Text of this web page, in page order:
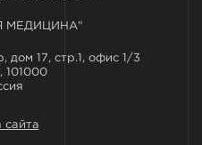
МЕДИЦИНА"
дом 17, стр.1, офис 1/3
101000
сайта